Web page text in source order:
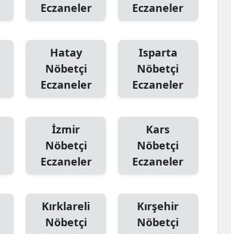
Eczaneler
Eczaneler
Hatay
Nöbetçi
Eczaneler
Isparta
Nöbetçi
Eczaneler
İzmir
Nöbetçi
Eczaneler
Kars
Nöbetçi
Eczaneler
Kırklareli
Nöbetçi
Kırşehir
Nöbetçi